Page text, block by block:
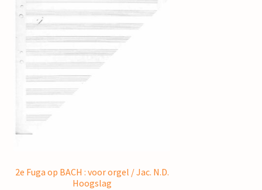
2e Fuga op BACH : voor orgel / Jac. N.D.
Hoogslag